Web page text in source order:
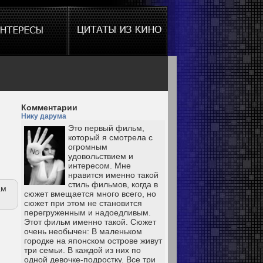
Комментарии
Нику дарума
Это первый фильм,
который я смотрела с
огромным
удовольствием и
интересом. Мне
нравится именно такой
стиль фильмов, когда в
сюжет вмещается много всего, но
сюжет при этом не становится
перегруженным и надоедливым.
Этот фильм именно такой. Сюжет
очень необычен: В маленьком
городке на японском острове живут
три семьи. В каждой из них по
одной девочке-подростку. Все три